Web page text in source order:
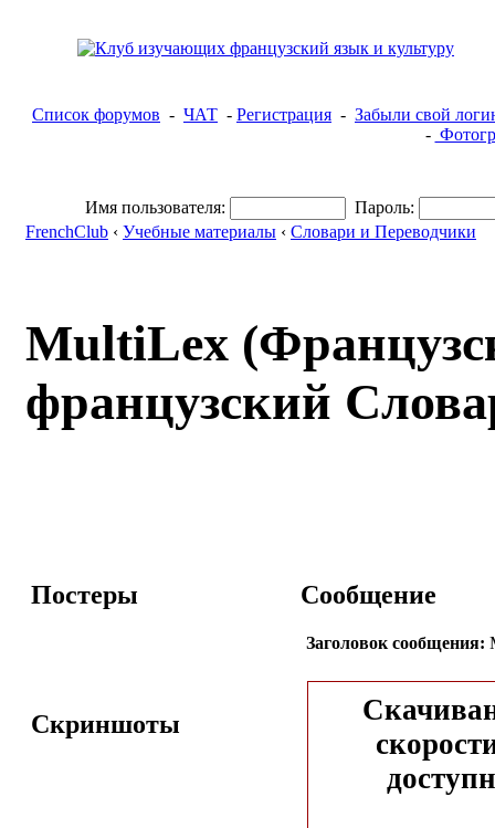
Список форумов - ЧАТ - Регистрация - Забыли свой
-
Имя пользователя:
Пароль:
FrenchClub ‹ Учебные материалы ‹ Словари и Переводчики
MultiLex
французский
Постеры
Скриншоты
Сообщение
Заголовок сообщения: